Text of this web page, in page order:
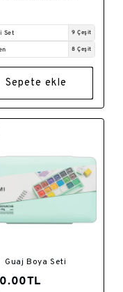
Set 9 Çeşit
8 Çeşit
Sepete ekle
Guaj Boya Seti